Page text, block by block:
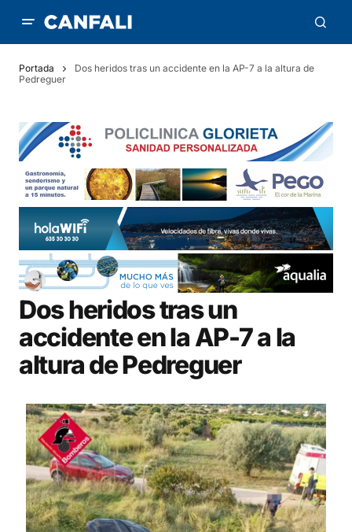
Portada
Dos heridos tras un accidente en la AP-7 a la altura de
Pedreguer
Dos heridos tras un
accidente en la AP-7 a la
altura de Pedreguer